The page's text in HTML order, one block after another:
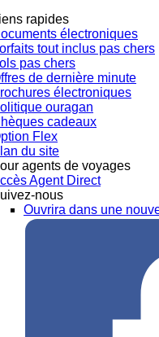
rapides
électroniques
tout inclus pas chers
pas chers
de dernière minute
électroniques
ouragan
cadeaux
Flex
du site
agents de voyages
Agent Direct
nous
Ouvrira dans une